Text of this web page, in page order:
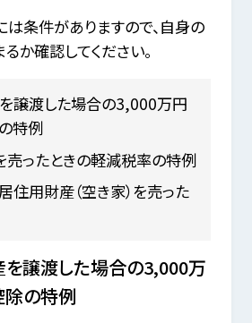
条件がありますので、自身の
か確認してください。
譲渡した場合の3,000万円
特例
売ったときの軽減税率の特例
住用財産（空き家）を売った
譲渡した場合の3,000万
の特例